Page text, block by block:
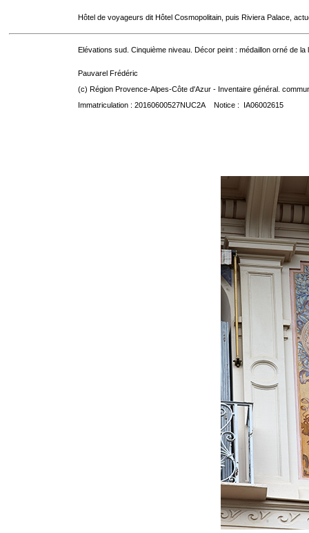
Hôtel de voyageurs dit Hôtel Cosmopolitain, puis Riviera Palace,
Elévations sud. Cinquième niveau. Décor peint : médaillon orné de la
Pauvarel Frédéric
(c) Région Provence-Alpes-Côte d'Azur - Inventaire général.
Immatriculation : 20160600527NUC2A Notice : IA06002615